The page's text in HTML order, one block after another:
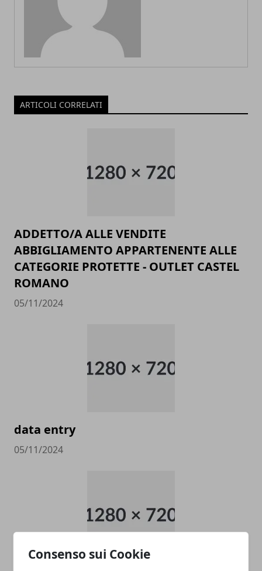
Consenso sui Cookie
ARTICOLI CORRELATI
ADDETTO/A ALLE VENDITE
ABBIGLIAMENTO APPARTENENTE ALLE
CATEGORIE PROTETTE - OUTLET CASTEL
ROMANO
05/11/2024
data entry
05/11/2024